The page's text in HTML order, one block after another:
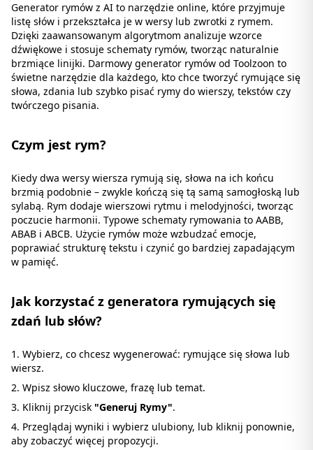
Generator rymów z AI to narzędzie online, które przyjmuje
listę słów i przekształca je w wersy lub zwrotki z rymem.
Dzięki zaawansowanym algorytmom analizuje wzorce
dźwiękowe i stosuje schematy rymów, tworząc naturalnie
brzmiące linijki. Darmowy generator rymów od Toolzoon to
świetne narzędzie dla każdego, kto chce tworzyć rymujące się
słowa, zdania lub szybko pisać rymy do wierszy, tekstów czy
twórczego pisania.
Czym jest rym?
Kiedy dwa wersy wiersza rymują się, słowa na ich końcu
brzmią podobnie – zwykle kończą się tą samą samogłoską lub
sylabą. Rym dodaje wierszowi rytmu i melodyjności, tworząc
poczucie harmonii. Typowe schematy rymowania to AABB,
ABAB i ABCB. Użycie rymów może wzbudzać emocje,
poprawiać strukturę tekstu i czynić go bardziej zapadającym
w pamięć.
Jak korzystać z generatora rymujących się
zdań lub słów?
Wybierz, co chcesz wygenerować: rymujące się słowa lub
wiersz.
Wpisz słowo kluczowe, frazę lub temat.
Kliknij przycisk "Generuj Rymy".
Przeglądaj wyniki i wybierz ulubiony, lub kliknij ponownie,
aby zobaczyć więcej propozycji.